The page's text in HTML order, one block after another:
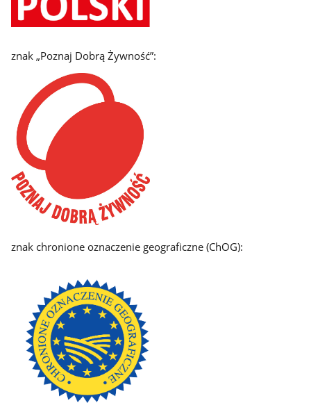
znak „Poznaj Dobrą Żywność”:
znak chronione oznaczenie geograficzne (ChOG):